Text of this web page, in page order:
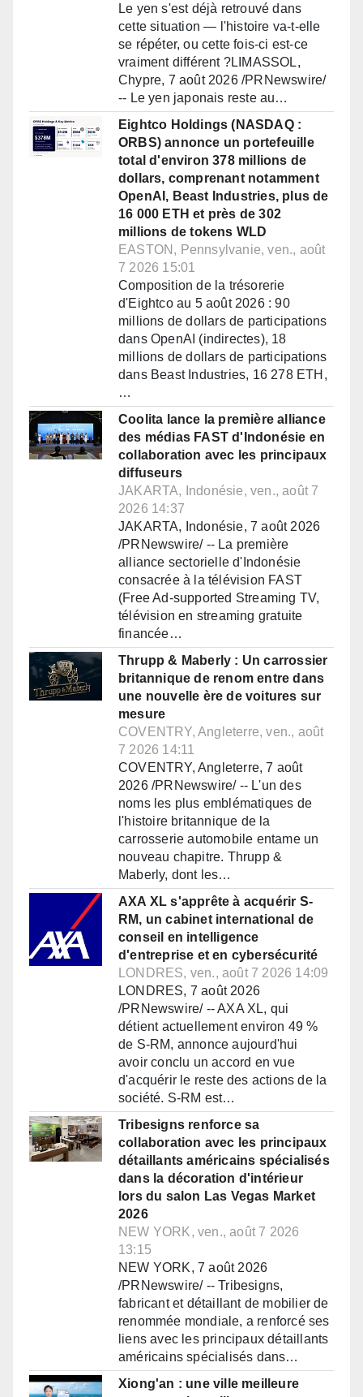
Le yen s'est déjà retrouvé dans
cette situation — l'histoire va-t-elle
se répéter, ou cette fois-ci est-ce
vraiment différent ?LIMASSOL,
Chypre, 7 août 2026 /PRNewswire/
-- Le yen japonais reste au…
Eightco Holdings (NASDAQ :
ORBS) annonce un portefeuille
total d'environ 378 millions de
dollars, comprenant notamment
OpenAI, Beast Industries, plus de
16 000 ETH et près de 302
millions de tokens WLD
EASTON, Pennsylvanie, ven., août
7 2026 15:01
Composition de la trésorerie
d'Eightco au 5 août 2026 : 90
millions de dollars de participations
dans OpenAI (indirectes), 18
millions de dollars de participations
dans Beast Industries, 16 278 ETH,
…
Coolita lance la première alliance
des médias FAST d'Indonésie en
collaboration avec les principaux
diffuseurs
JAKARTA, Indonésie, ven., août 7
2026 14:37
JAKARTA, Indonésie, 7 août 2026
/PRNewswire/ -- La première
alliance sectorielle d'Indonésie
consacrée à la télévision FAST
(Free Ad-supported Streaming TV,
télévision en streaming gratuite
financée…
Thrupp & Maberly : Un carrossier
britannique de renom entre dans
une nouvelle ère de voitures sur
mesure
COVENTRY, Angleterre, ven., août
7 2026 14:11
COVENTRY, Angleterre, 7 août
2026 /PRNewswire/ -- L'un des
noms les plus emblématiques de
l'histoire britannique de la
carrosserie automobile entame un
nouveau chapitre. Thrupp &
Maberly, dont les…
AXA XL s'apprête à acquérir S-
RM, un cabinet international de
conseil en intelligence
d'entreprise et en cybersécurité
LONDRES, ven., août 7 2026 14:09
LONDRES, 7 août 2026
/PRNewswire/ -- AXA XL, qui
détient actuellement environ 49 %
de S-RM, annonce aujourd'hui
avoir conclu un accord en vue
d'acquérir le reste des actions de la
société. S-RM est…
Tribesigns renforce sa
collaboration avec les principaux
détaillants américains spécialisés
dans la décoration d'intérieur
lors du salon Las Vegas Market
2026
NEW YORK, ven., août 7 2026
13:15
NEW YORK, 7 août 2026
/PRNewswire/ -- Tribesigns,
fabricant et détaillant de mobilier de
renommée mondiale, a renforcé ses
liens avec les principaux détaillants
américains spécialisés dans…
Xiong'an : une ville meilleure